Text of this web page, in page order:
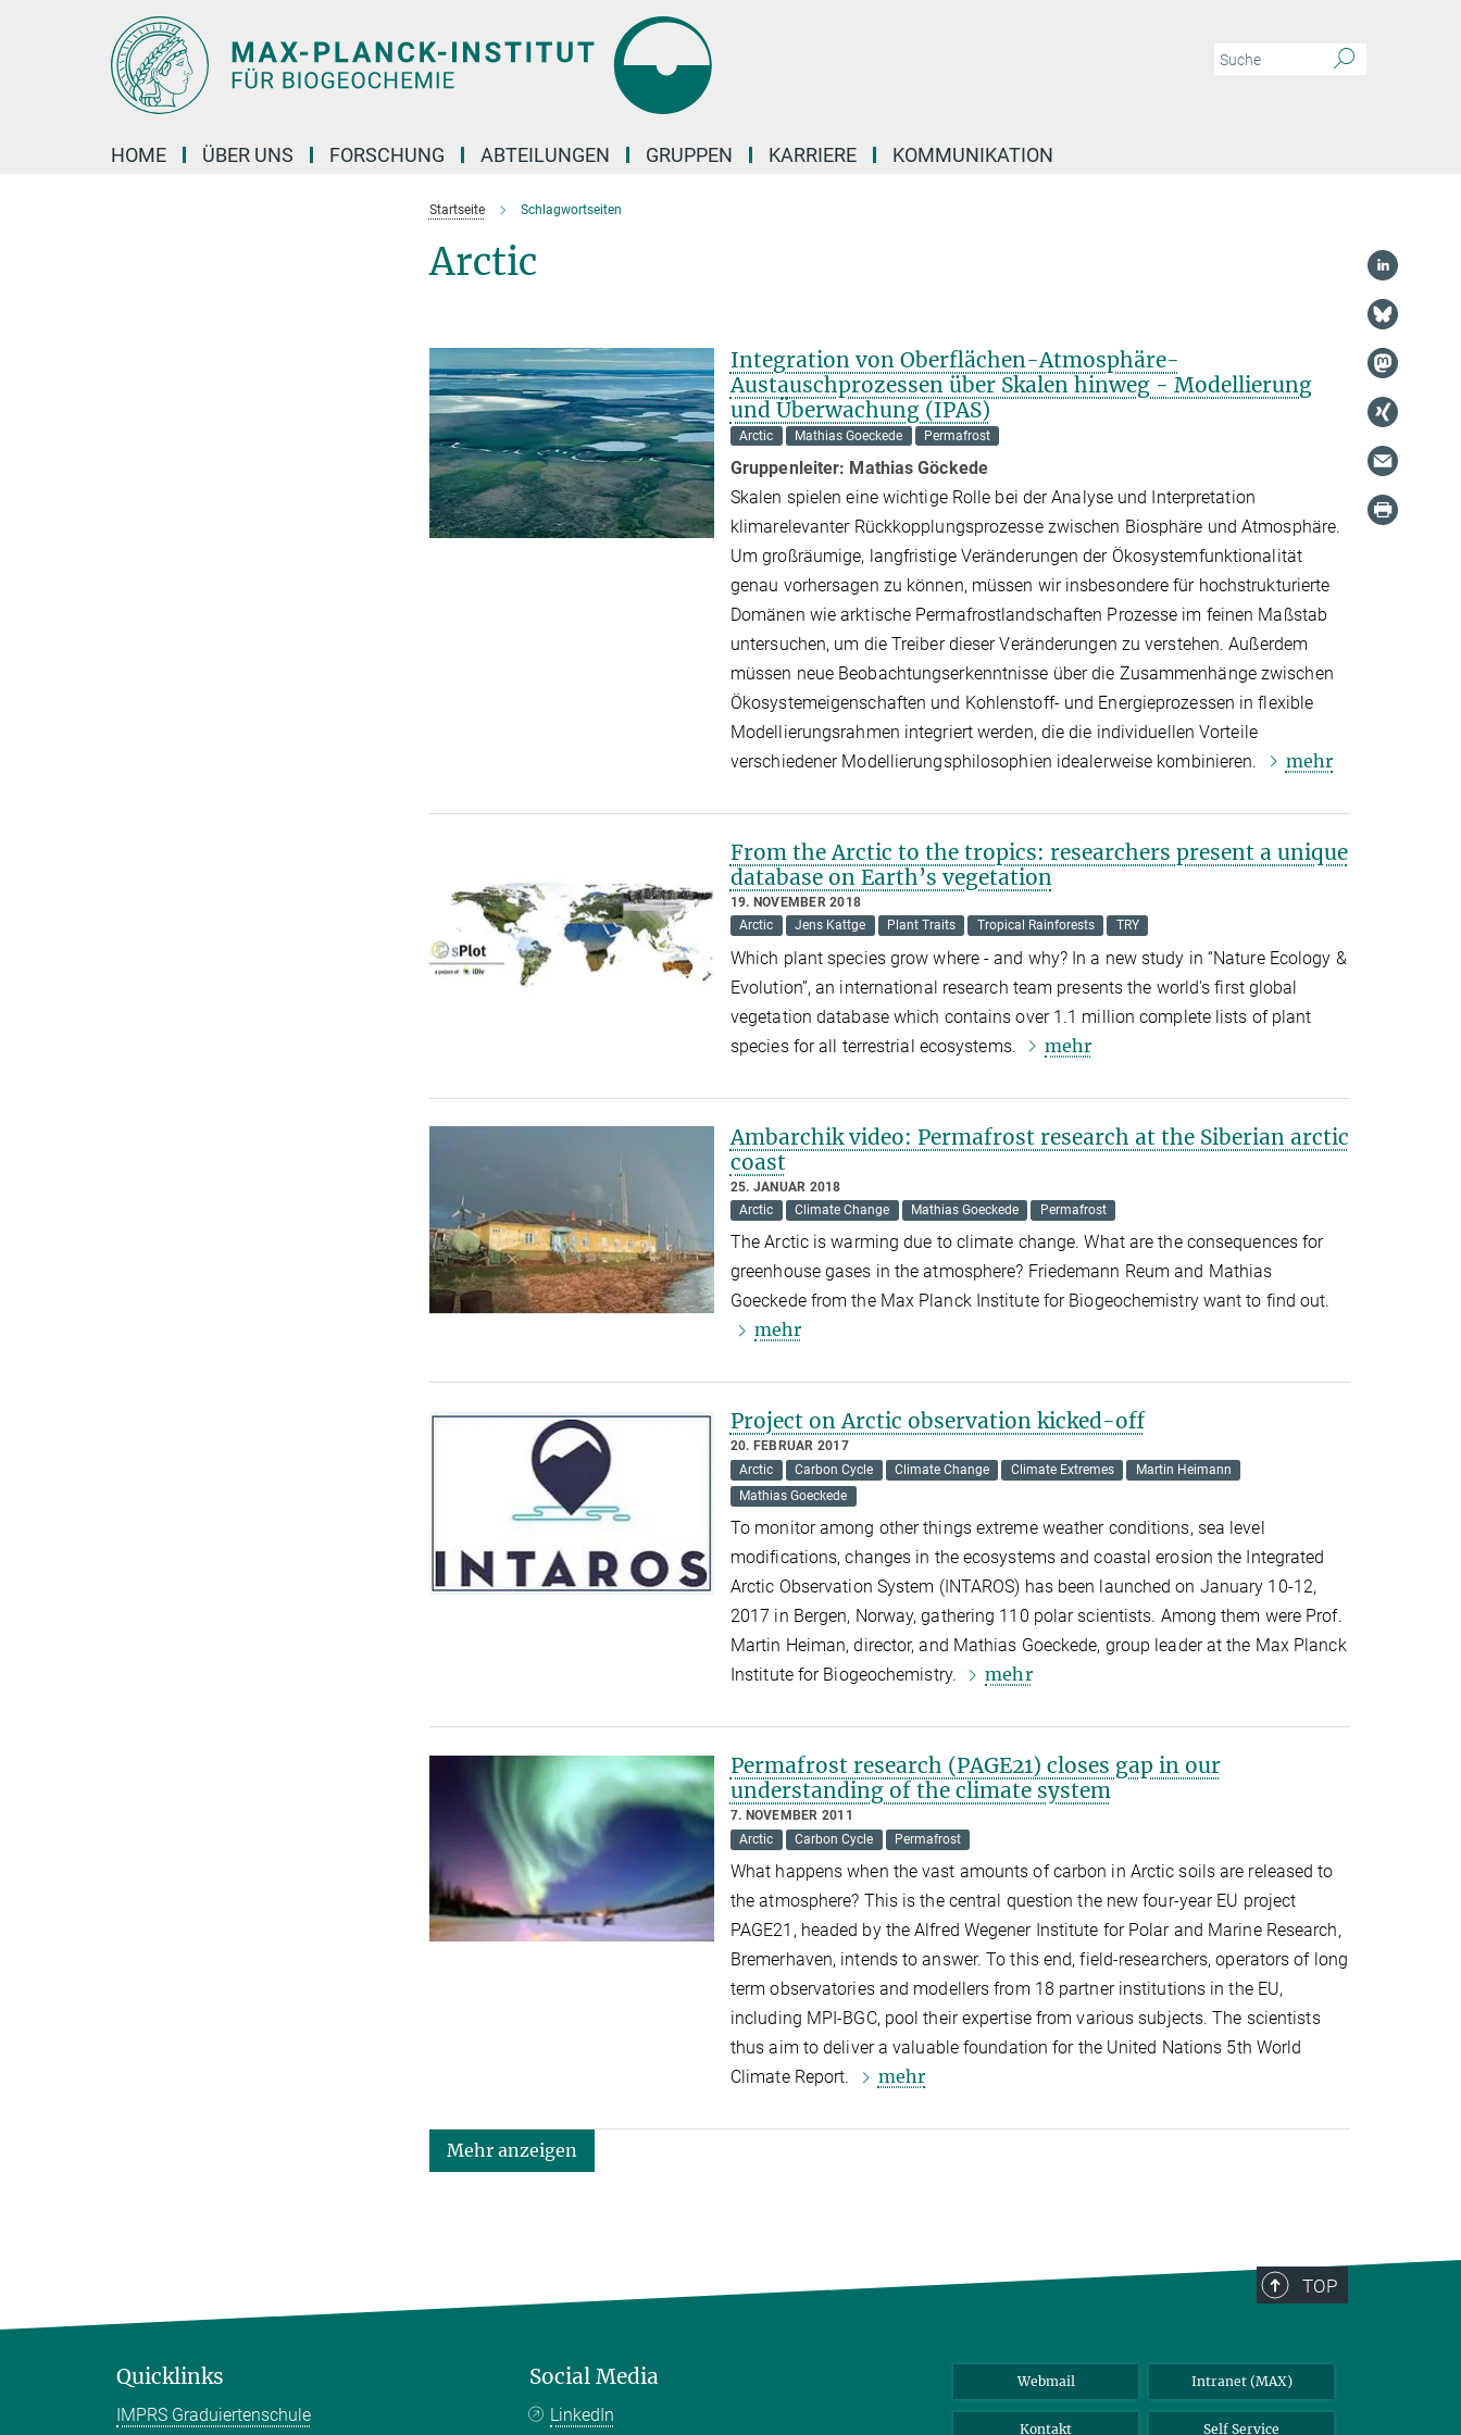
HOME ÜBER UNS FORSCHUNG ABTEILUNGEN GRUPPEN KARRIERE KOMMUNIKATION
Startseite Schlagwortseiten
Arctic
Integration von Oberflächen-Atmosphäre-
Austauschprozessen über Skalen hinweg - Modellierung
und Überwachung (IPAS)
Arctic Mathias Goeckede Permafrost
Gruppenleiter: Mathias Göckede
Skalen spielen eine wichtige Rolle bei der Analyse und Interpretation
klimarelevanter Rückkopplungsprozesse zwischen Biosphäre und Atmosphäre.
Um großräumige, langfristige Veränderungen der Ökosystemfunktionalität
genau vorhersagen zu können, müssen wir insbesondere für hochstrukturierte
Domänen wie arktische Permafrostlandschaften Prozesse im feinen Maßstab
untersuchen, um die Treiber dieser Veränderungen zu verstehen. Außerdem
müssen neue Beobachtungserkenntnisse über die Zusammenhänge zwischen
Ökosystemeigenschaften und Kohlenstoff- und Energieprozessen in flexible
Modellierungsrahmen integriert werden, die die individuellen Vorteile
verschiedener Modellierungsphilosophien idealerweise kombinieren.
mehr
From the Arctic to the tropics: researchers present a unique
database on Earth’s vegetation
19. NOVEMBER 2018
Arctic
Jens Kattge Plant Traits Tropical Rainforests TRY
Which plant species grow where - and why? In a new study in “Nature Ecology &
Evolution”, an international research team presents the world's first global
vegetation database which contains over 1.1 million complete lists of plant
species for all terrestrial ecosystems.
mehr
Ambarchik video: Permafrost research at the Siberian arctic
coast
25. JANUAR 2018
Arctic
Climate Change Mathias Goeckede Permafrost
The Arctic is warming due to climate change. What are the consequences for
greenhouse gases in the atmosphere? Friedemann Reum and Mathias
Goeckede from the Max Planck Institute for Biogeochemistry want to find out.
mehr
Project on Arctic observation kicked-off
20. FEBRUAR 2017
Arctic
Carbon Cycle Climate Change Climate Extremes
Martin Heimann
Mathias Goeckede
To monitor among other things extreme weather conditions, sea level
modifications, changes in the ecosystems and coastal erosion the Integrated
Arctic Observation System (INTAROS) has been launched on January 10-12,
2017 in Bergen, Norway, gathering 110 polar scientists. Among them were Prof.
Martin Heiman, director, and Mathias Goeckede, group leader at the Max Planck
Institute for Biogeochemistry.
mehr
Permafrost research (PAGE21) closes gap in our
understanding of the climate system
7. NOVEMBER 2011
Arctic
Carbon Cycle Permafrost
What happens when the vast amounts of carbon in Arctic soils are released to
the atmosphere? This is the central question the new four-year EU project
PAGE21, headed by the Alfred Wegener Institute for Polar and Marine Research,
Bremerhaven, intends to answer. To this end, field-researchers, operators of long
term observatories and modellers from 18 partner institutions in the EU,
including MPI-BGC, pool their expertise from various subjects. The scientists
thus aim to deliver a valuable foundation for the United Nations 5th World
Climate Report.
mehr
Mehr anzeigen
TOP
Quicklinks
IMPRS Graduiertenschule
Social Media
LinkedIn
Webmail Intranet (MAX)
Kontakt Self Service